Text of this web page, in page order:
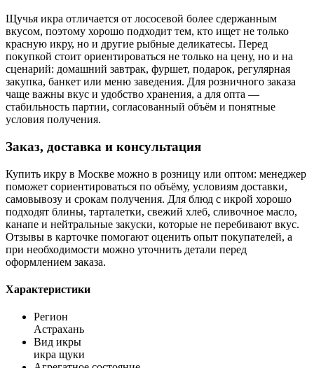
Щучья икра отличается от лососевой более сдержанным
вкусом, поэтому хорошо подходит тем, кто ищет не только
красную икру, но и другие рыбные деликатесы. Перед
покупкой стоит ориентироваться не только на цену, но и на
сценарий: домашний завтрак, фуршет, подарок, регулярная
закупка, банкет или меню заведения. Для розничного заказа
чаще важны вкус и удобство хранения, а для опта —
стабильность партии, согласованный объём и понятные
условия получения.
Заказ, доставка и консультация
Купить икру в Москве можно в розницу или оптом: менеджер
поможет сориентироваться по объёму, условиям доставки,
самовывозу и срокам получения. Для блюд с икрой хорошо
подходят блины, тарталетки, свежий хлеб, сливочное масло,
канапе и нейтральные закуски, которые не перебивают вкус.
Отзывы в карточке помогают оценить опыт покупателей, а
при необходимости можно уточнить детали перед
оформлением заказа.
Характеристики
Регион
Астрахань
Вид икры
икра щуки